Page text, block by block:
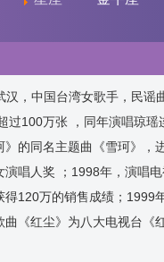
，中国台湾女歌手，民
100万张 ，同年演唱琼
的同名主题曲《雪珂》
唱人奖 ；1998年，演唱
120万的销售成绩；
《红尘》为八大电视台